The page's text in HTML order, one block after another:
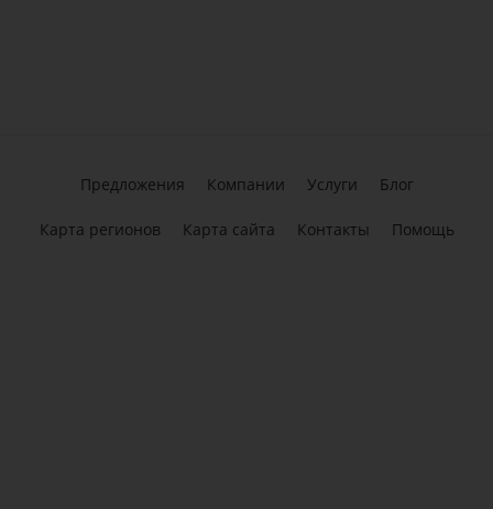
Предложения Компании Услуги Блог
Карта регионов Карта сайта Контакты Помощь